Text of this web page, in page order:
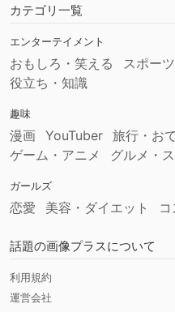
カテゴリ一覧
エンターテイメント
おもしろ・笑える スポーツ
役立ち・知識
趣味
漫画 YouTuber 旅行・お
ゲーム・アニメ
グルメ・
ガールズ
恋愛 美容・ダイエット
話題の画像プラスについて
利用規約
運営会社